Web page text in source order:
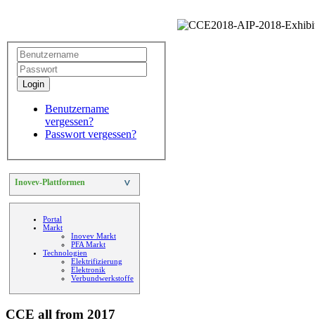
Login
Benutzername
vergessen?
Passwort vergessen?
Inovev-Plattformen >
Portal
Markt
Inovev Markt
PFA Markt
Technologien
Elektrifizierung
Elektronik
Verbundwerkstoffe
CCE all from 2017